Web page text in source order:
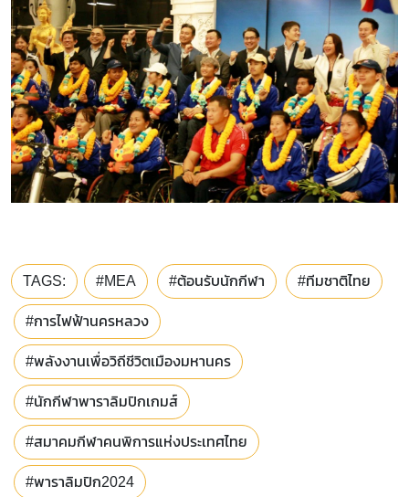
TAGS: #MEA #ต้อนรับนักกีฬา #ทีมชาติไทย
#การไฟฟ้านครหลวง
#พลังงานเพื่อวิถีชีวิตเมืองมหานคร
#นักกีฬาพาราลิมปิกเกมส์
#สมาคมกีฬาคนพิการแห่งประเทศไทย
#พาราลิมปิก2024